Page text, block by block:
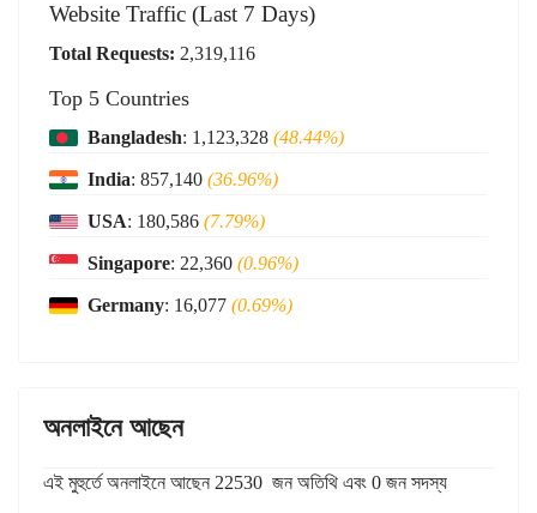
Website Traffic (Last 7 Days)
Total Requests: 2,319,116
Top 5 Countries
Bangladesh: 1,123,328 (48.44%)
India: 857,140 (36.96%)
USA: 180,586 (7.79%)
Singapore: 22,360 (0.96%)
Germany: 16,077 (0.69%)
অনলাইনে আছেন
এই মুহুর্তে অনলাইনে আছেন 22530 জন অতিথি এবং 0 জন সদস্য